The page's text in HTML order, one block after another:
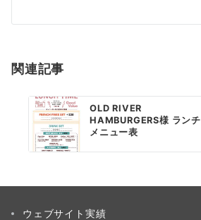
シ
ン
関連記事
OLD RIVER
HAMBURGERS様 ランチ
メニュー表
ウェブサイト実績